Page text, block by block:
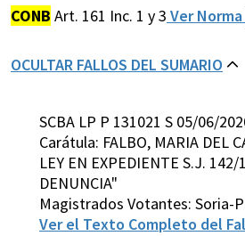
CONB Art. 161 Inc. 1 y 3 Ver Norma
OCULTAR FALLOS DEL SUMARIO
SCBA LP P 131021 S 05/06/
Carátula: FALBO, MARIA DEL
LEY EN EXPEDIENTE S.J.
DENUNCIA"
Magistrados Votantes: Soria-
Ver el Texto Completo del